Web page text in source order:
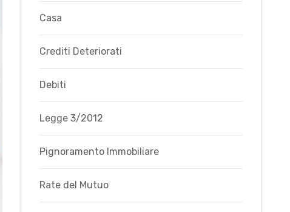
Casa
Crediti Deteriorati
Debiti
Legge 3/2012
Pignoramento Immobiliare
Rate del Mutuo